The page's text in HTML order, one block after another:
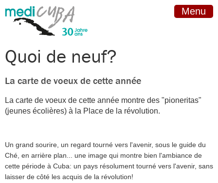
Menu
Quoi de neuf?
La carte de voeux de cette année
La carte de voeux de cette année montre des "pioneritas"
(jeunes écolières) à la Place de la révolution.
Un grand sourire, un regard tourné vers l'avenir, sous le guide du
Ché, en arrière plan... une image qui montre bien l'ambiance de
cette période à Cuba: un pays résolument tourné vers l'avenir, sans
laisser de côté les acquis de la révolution!